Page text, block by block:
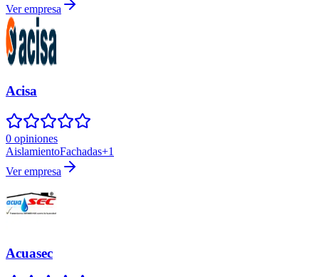
Ver empresa
Acisa
0 opiniones
AislamientoFachadas+1
Ver empresa
Acuasec